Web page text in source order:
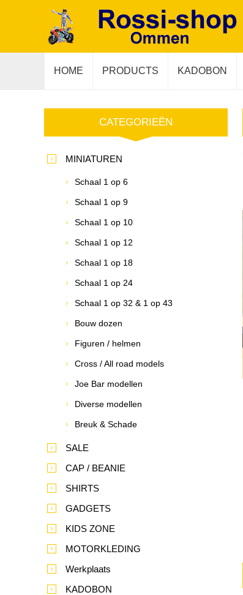
HOME PRODUCTS KADOBON
CATEGORIEËN
MINIATUREN
Schaal 1 op 6
Schaal 1 op 9
Schaal 1 op 10
Schaal 1 op 12
Schaal 1 op 18
Schaal 1 op 24
Schaal 1 op 32 & 1 op 43
Bouw dozen
Figuren / helmen
Cross / All road models
Joe Bar modellen
Diverse modellen
Breuk & Schade
SALE
CAP / BEANIE
SHIRTS
GADGETS
KIDS ZONE
MOTORKLEDING
Werkplaats
KADOBON